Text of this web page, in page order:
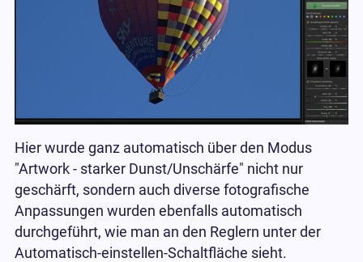
Hier wurde ganz automatisch über den Modus
"Artwork - starker Dunst/Unschärfe" nicht nur
geschärft, sondern auch diverse fotografische
Anpassungen wurden ebenfalls automatisch
durchgeführt, wie man an den Reglern unter der
Automatisch-einstellen-Schaltfläche sieht.